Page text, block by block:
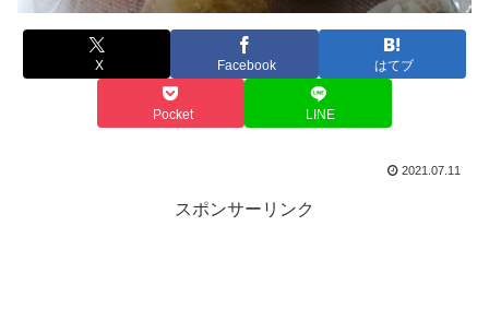
X Facebook はてブ
Pocket LINE
2021.07.11
スポンサーリンク